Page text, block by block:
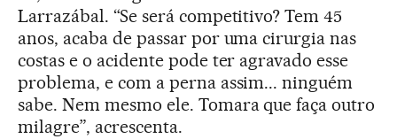
Larrazábal. “Se será competitivo? Tem 45
anos, acaba de passar por uma cirurgia nas
costas e o acidente pode ter agravado esse
problema, e com a perna assim... ninguém
sabe. Nem mesmo ele. Tomara que faça outro
milagre”, acrescenta.